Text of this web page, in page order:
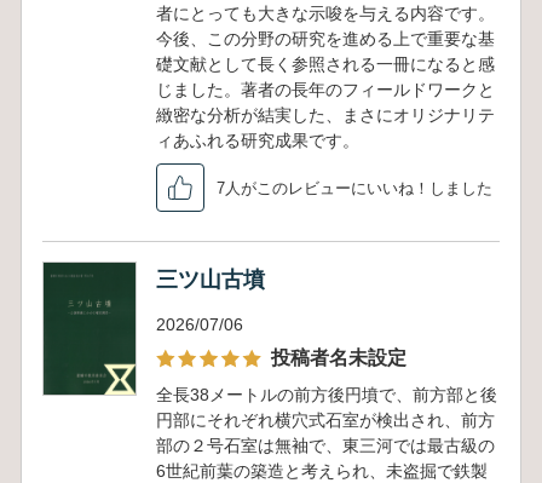
者にとっても大きな示唆を与える内容です。
今後、この分野の研究を進める上で重要な基
礎文献として長く参照される一冊になると感
じました。著者の長年のフィールドワークと
緻密な分析が結実した、まさにオリジナリテ
ィあふれる研究成果です。
7人がこのレビューにいいね！しました
三ツ山古墳
2026/07/06
投稿者名未設定
全長38メートルの前方後円墳で、前方部と後
円部にそれぞれ横穴式石室が検出され、前方
部の２号石室は無袖で、東三河では最古級の
6世紀前葉の築造と考えられ、未盗掘で鉄製